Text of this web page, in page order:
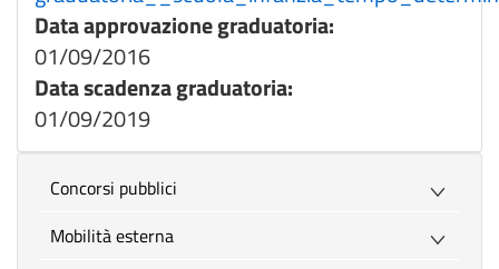
Data approvazione graduatoria:
01/09/2016
Data scadenza graduatoria:
01/09/2019
Concorsi pubblici
Mobilità esterna